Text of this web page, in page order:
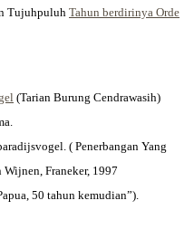
Tujuhpuluh Tahun berdirinya Orde
(Tarian Burung Cendrawasih)
( Penerbangan Yang
Franeker, 1997
50 tahun kemudian”).